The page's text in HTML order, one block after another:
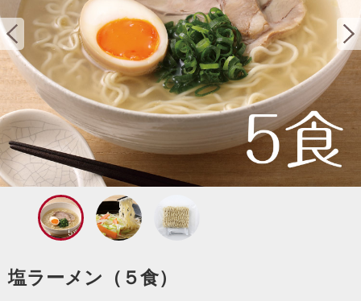
塩ラーメン（５食）